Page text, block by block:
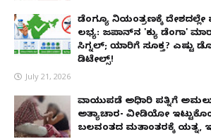
ಡೆಂಗ್ಯೂ ನಿಯಂತ್ರಣಕ್ಕೆ
ಲಭ್ಯ: ಜಪಾನ್‌ನ 'ಕ್ಯು ಡೆಂಗಾ'
ಸಿಗ್ನಲ್; ಯಾರಿಗೆ ಸೂಕ್ತ? ಎಷ್ಟು
ಡಿಟೇಲ್ಸ್!
July 21, 2026
ವಾಯುಪಡೆ ಅಧಿಕಾರಿ ಪತ್ನಿಗೆ
ಅತ್ಯಾಚಾರ- ವೀಡಿಯೋ
ಬಲವಂತದ ಮತಾಂತರಕ್ಕೆ ಯತ್ನ,